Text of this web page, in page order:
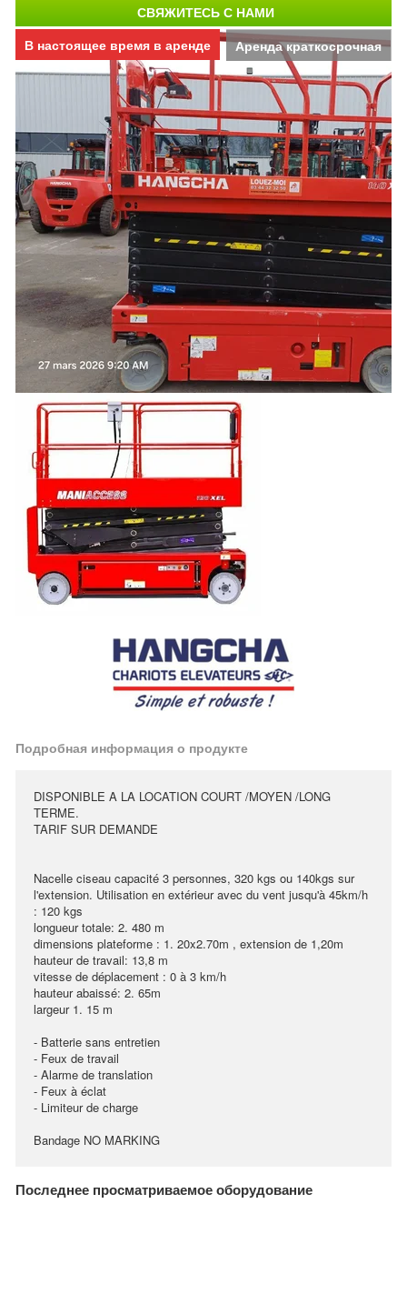
Аренда краткосрочная
В настоящее время в аренде
Подробная информация о продукте
DISPONIBLE A LA LOCATION COURT /MOYEN /LONG
TERME.
TARIF SUR DEMANDE
Nacelle ciseau capacité 3 personnes, 320 kgs ou 140kgs sur
l'extension. Utilisation en extérieur avec du vent jusqu'à 45km/h
: 120 kgs
longueur totale: 2. 480 m
dimensions plateforme : 1. 20x2.70m , extension de 1,20m
hauteur de travail: 13,8 m
vitesse de déplacement : 0 à 3 km/h
hauteur abaissé: 2. 65m
largeur 1. 15 m
- Batterie sans entretien
- Feux de travail
- Alarme de translation
- Feux à éclat
- Limiteur de charge
Bandage NO MARKING
СВЯЖИТЕСЬ С НАМИ
Последнее просматриваемое оборудование